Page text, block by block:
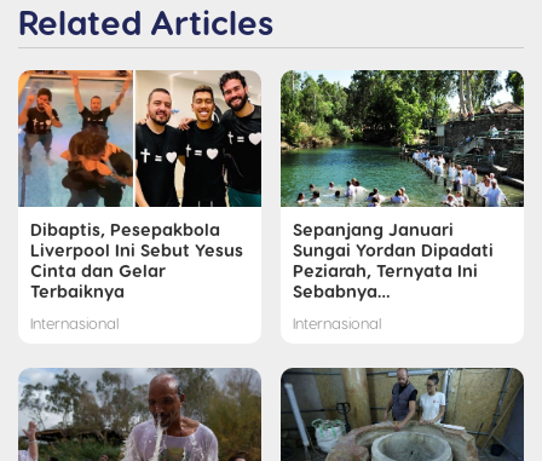
Related Articles
Dibaptis, Pesepakbola
Liverpool Ini Sebut Yesus
Cinta dan Gelar
Terbaiknya
Internasional
Sepanjang Januari
Sungai Yordan Dipadati
Peziarah, Ternyata Ini
Sebabnya…
Internasional